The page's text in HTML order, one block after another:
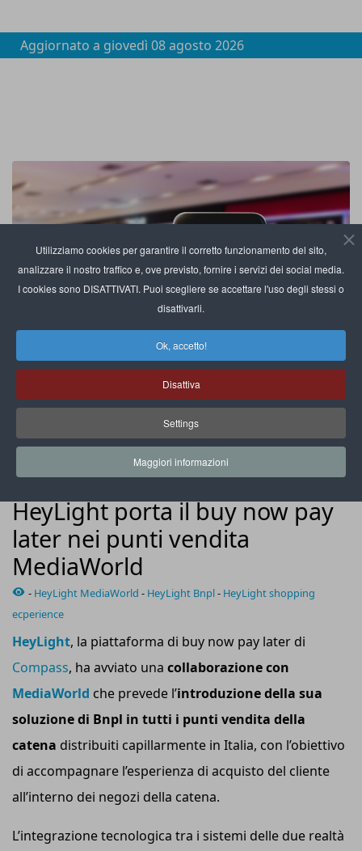
Utilizziamo cookies per garantire il corretto funzionamento del sito,
analizzare il nostro traffico e, ove previsto, fornire i servizi dei social media.
I cookies sono DISATTIVATI. Puoi scegliere se accettare l'uso degli stessi o
disattivarli.
Ok, accetto!
Disattiva
Settings
Maggiori informazioni
Aggiornato a giovedì 08 agosto 2026
Con HeyLight è possibile dilazionare importi fino a 5.000 euro
in piccole rate
HeyLight porta il buy now pay
later nei punti vendita
MediaWorld
- HeyLight MediaWorld - HeyLight Bnpl- HeyLight shopping
ecperience
HeyLight, la piattaforma di buy now pay later di
Compass, ha avviato una collaborazione con
MediaWorld che prevede l’introduzione della sua
soluzionedi Bnpl in tutti i punti vendita della
catena distribuiti capillarmente in Italia, con l’obiettivo
di accompagnare l’esperienza di acquisto del cliente
all’interno dei negozi della catena.
L’integrazione tecnologica tra i sistemi delle due realtà